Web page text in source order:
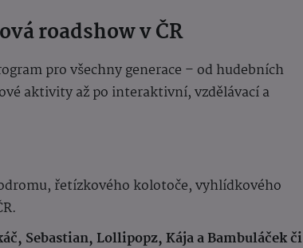
roadshow v ČR
pro všechny generace – od hudebních
aktivity až po interaktivní, vzdělávací a
řetízkového kolotoče, vyhlídkového
Sebastian, Lollipopz, Kája a Bambuláček či